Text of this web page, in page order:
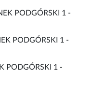
PODGÓRSKI 1 -
PODGÓRSKI 1 -
PODGÓRSKI 1 -